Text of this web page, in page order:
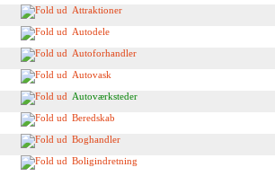
Attraktioner
Autodele
Autoforhandler
Autovask
Autoværksteder
Beredskab
Boghandler
Boligindretning